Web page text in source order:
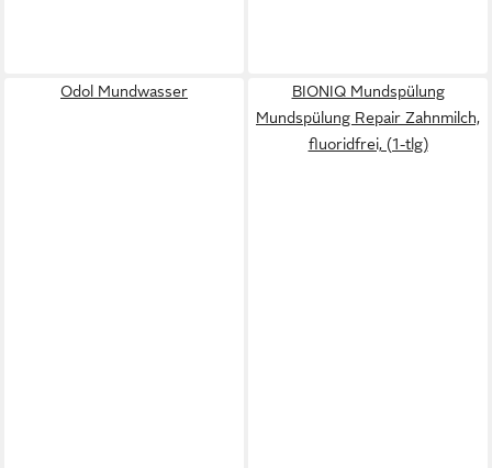
Odol Mundwasser
BIONIQ Mundspülung
Mundspülung Repair Zahnmilch,
fluoridfrei, (1-tlg)